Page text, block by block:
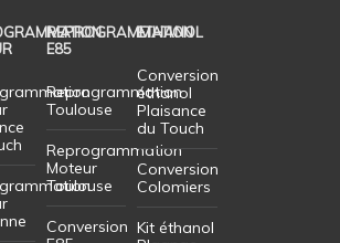
REPROGRAMMATION
E85
Reprogrammation
Toulouse
Reprogrammation
Moteur
Toulouse
Conversion
ETHANOL
Conversion
éthanol
Plaisance
du Touch
Conversion
Colomiers
Kit éthanol